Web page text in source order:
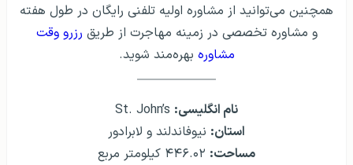
همچنین می‌توانید از مشاوره اولیه تلفنی رایگان در طول هفته
و مشاوره تخصصی در زمینه مهاجرت از طریق رزرو وقت
مشاوره بهره‌مند شوید.
نام انگلیسی:
استان: نیوفاندلند و لابرادور
مساحت: